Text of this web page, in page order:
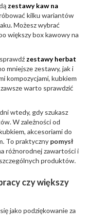
zestawy kaw na
kilku wariantów
Możesz wybrać
większy box kawowy na
zestawy herbat
mniejsze zestawy, jak i
kompozycjami, kubkiem
warto sprawdzić
wtedy, gdy szukasz
W zależności od
akcesoriami do
To praktyczny pomysł
różnorodnej zawartości i
produktów.
czy większy
jako podziękowanie za